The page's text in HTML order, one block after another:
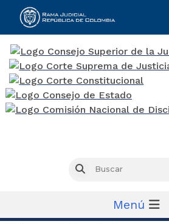
Buscar
Menú